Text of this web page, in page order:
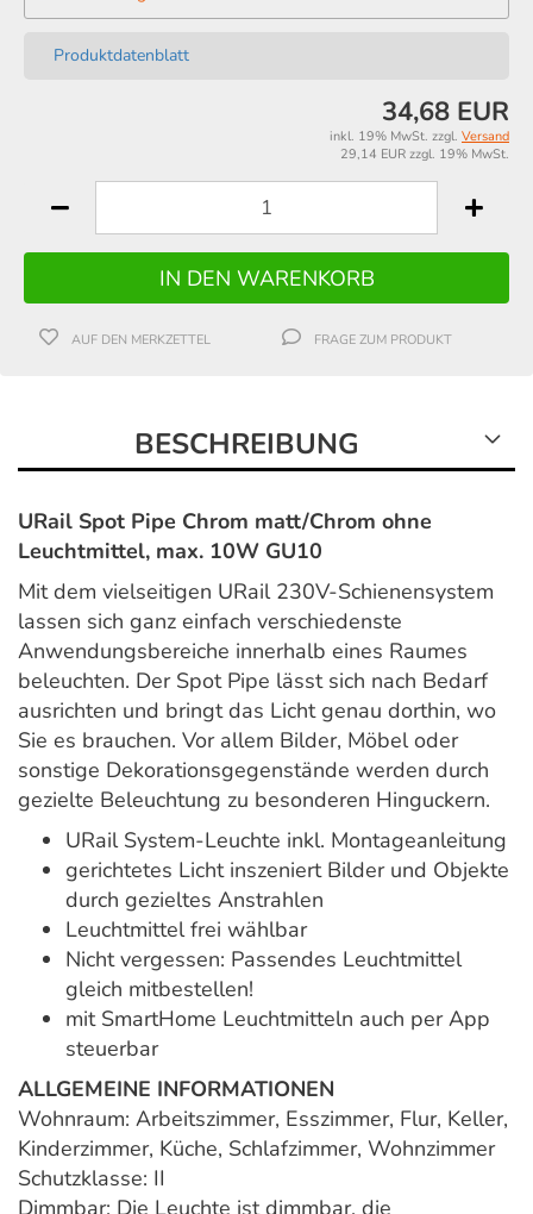
Produktdatenblatt
34,68 EUR
inkl. 19% MwSt. zzgl. Versand
29,14 EUR zzgl. 19% MwSt.
AUF DEN MERKZETTEL FRAGE ZUM PRODUKT
BESCHREIBUNG
URail Spot Pipe Chrom matt/Chrom ohne
Leuchtmittel, max. 10W GU10
Mit dem vielseitigen URail 230V-Schienensystem
lassen sich ganz einfach verschiedenste
Anwendungsbereiche innerhalb eines Raumes
beleuchten. Der Spot Pipe lässt sich nach Bedarf
ausrichten und bringt das Licht genau dorthin, wo
Sie es brauchen. Vor allem Bilder, Möbel oder
sonstige Dekorationsgegenstände werden durch
gezielte Beleuchtung zu besonderen Hinguckern.
URail System-Leuchte inkl. Montageanleitung
gerichtetes Licht inszeniert Bilder und Objekte
durch gezieltes Anstrahlen
Leuchtmittel frei wählbar
Nicht vergessen: Passendes Leuchtmittel
gleich mitbestellen!
mit SmartHome Leuchtmitteln auch per App
steuerbar
ALLGEMEINE INFORMATIONEN
Wohnraum: Arbeitszimmer, Esszimmer, Flur, Keller,
Kinderzimmer, Küche, Schlafzimmer, Wohnzimmer
Schutzklasse: II